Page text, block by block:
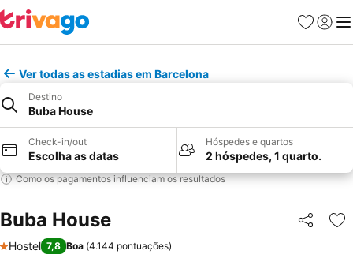
Favoritos
Iniciar
Ver todas as estadias em Barcelona
Destino
Buba House
Check-in/out
Escolha as datas
Hóspedes e quartos
2 hóspedes, 1 quarto.
Como os pagamentos influenciam os resultados
Buba House Partilhar
1 Estrelas
Hostel 7,8 Boa (4.144 pontuações)